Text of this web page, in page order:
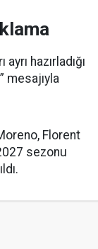
hazırladığı
mesajıyla
Florent
sezonu